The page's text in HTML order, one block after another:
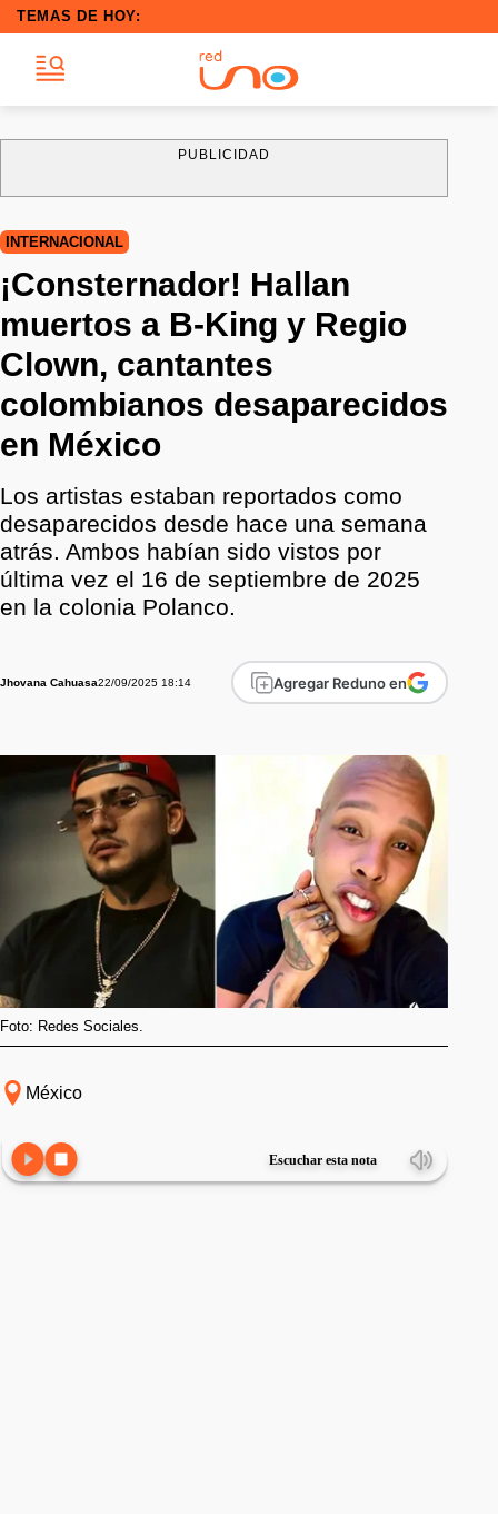
TEMAS DE HOY:
PUBLICIDAD
INTERNACIONAL
¡Consternador! Hallan
muertos a B-King y Regio
Clown, cantantes
colombianos desaparecidos
en México
Los artistas estaban reportados como
desaparecidos desde hace una semana
atrás. Ambos habían sido vistos por
última vez el 16 de septiembre de 2025
en la colonia Polanco.
Jhovana Cahuasa22/09/2025 18:14 Agregar Reduno en
Foto: Redes Sociales.
México
Escuchar esta nota